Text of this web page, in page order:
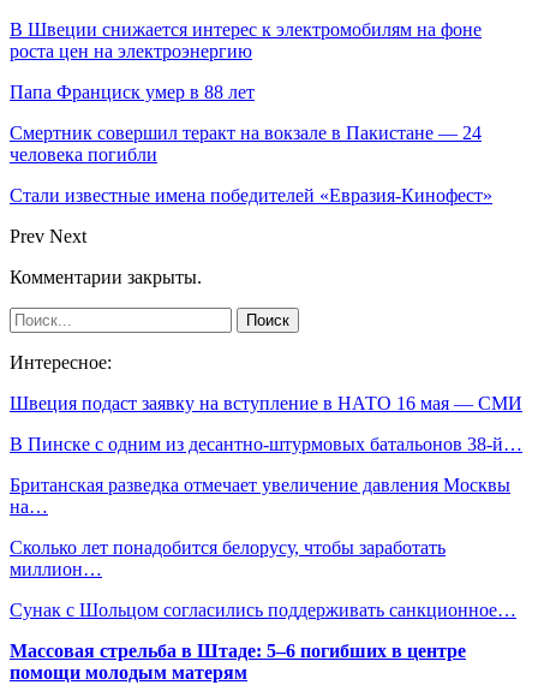
В Швеции снижается интерес к электромобилям на фоне
роста цен на электроэнергию
Папа Франциск умер в 88 лет
Смертник совершил теракт на вокзале в Пакистане — 24
человека погибли
Стали известные имена победителей «Евразия-Кинофест»
Prev Next
Комментарии закрыты.
Интересное:
Швеция подаст заявку на вступление в НАТО 16 мая — СМИ
В Пинске с одним из десантно-штурмовых батальонов 38-й…
Британская разведка отмечает увеличение давления Москвы
на…
Сколько лет понадобится белорусу, чтобы заработать
миллион…
Сунак с Шольцом согласились поддерживать санкционное…
Массовая стрельба в Штаде: 5–6 погибших в центре
помощи молодым матерям